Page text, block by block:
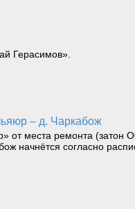
Герасимов».
– д. Чаркабож
от места ремонта (затон
начнётся согласно